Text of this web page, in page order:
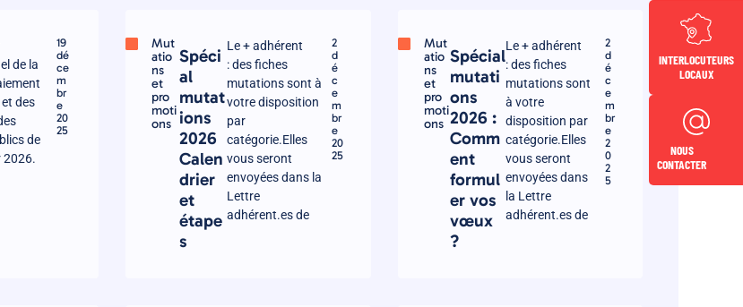
de la
des
de
2026.
19
dé
ce
m
br
e
20
25
Mut
atio
ns
et
pro
moti
ons
Spéci
al
mutat
ions
2026
Calen
drier
et
étape
s
Le + adhérent
: des fiches
mutations sont à
votre disposition
par
catégorie.Elles
vous seront
envoyées dans la
Lettre
adhérent.es de
2
d
é
c
e
m
br
e
20
25
Mut
atio
ns
et
pro
moti
ons
Spécial
mutati
ons
2026 :
Comm
ent
formul
er vos
vœux
?
Le + adhérent
: des fiches
mutations sont
à votre
disposition par
catégorie.Elles
vous seront
envoyées dans
la Lettre
adhérent.es de
2
d
é
c
e
m
br
e
2
0
2
5
INTERLOCUTEURS
LOCAUX
NOUS
CONTACTER